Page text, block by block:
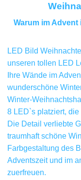
Warum im
LED Bild
unseren tollen LED
Ihre Wände im
wunderschöne
Winter-
8 LED`s platziert,
Die Detail verliebte
traumhaft schöne
Farbgestaltung des
Adventszeit und im
zuerfreuen.